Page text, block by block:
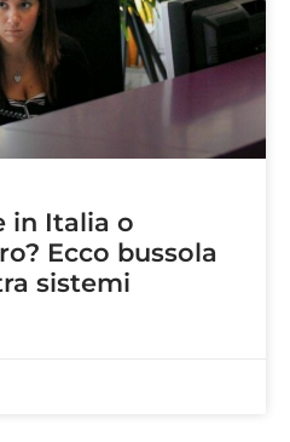
in Italia o
Ecco bussola
sistemi